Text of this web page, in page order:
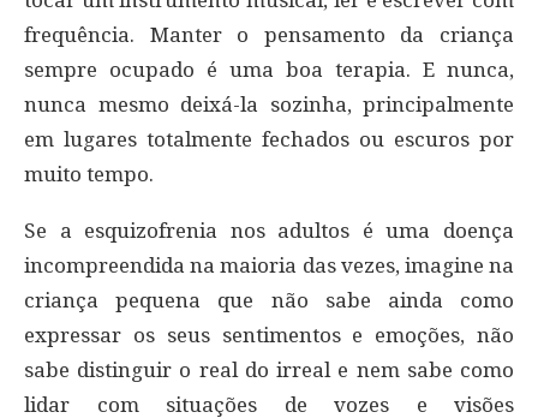
frequência. Manter o pensamento da criança
sempre ocupado é uma boa terapia. E nunca,
nunca mesmo deixá-la sozinha, principalmente
em lugares totalmente fechados ou escuros por
muito tempo.
Se a esquizofrenia nos adultos é uma doença
incompreendida na maioria das vezes, imagine na
criança pequena que não sabe ainda como
expressar os seus sentimentos e emoções, não
sabe distinguir o real do irreal e nem sabe como
lidar com situações de vozes e visões